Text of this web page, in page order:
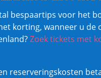
bespaartips voor het
korting, wanneer u
Zoek tickets met
reserveringskosten